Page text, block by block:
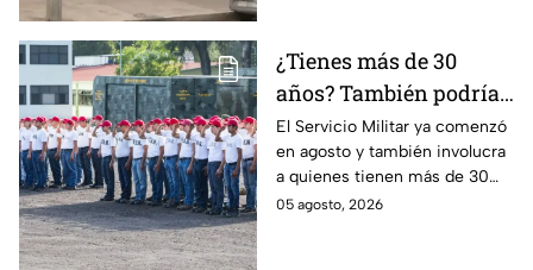
¿Tienes más de 30
años? También podrías
tener que hacer el
Servicio Militar 2026 si
saliste sorteado en
agosto
El Servicio Militar ya comenzó
en agosto y también involucra
a quienes tienen más de 30
años. Conoce quiénes deben
05 agosto, 2026